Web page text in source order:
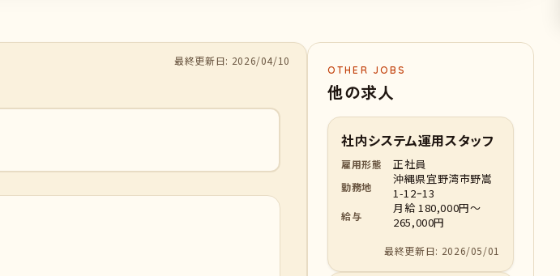
最終更新日: 2026/04/10
OTHER JOBS
他の求人
社内システム運用スタッフ
雇用形態 正社員
勤務地
沖縄県宜野湾市野嵩
1-12ｰ13
給与
月給 180,000円～
265,000円
最終更新日: 2026/05/01